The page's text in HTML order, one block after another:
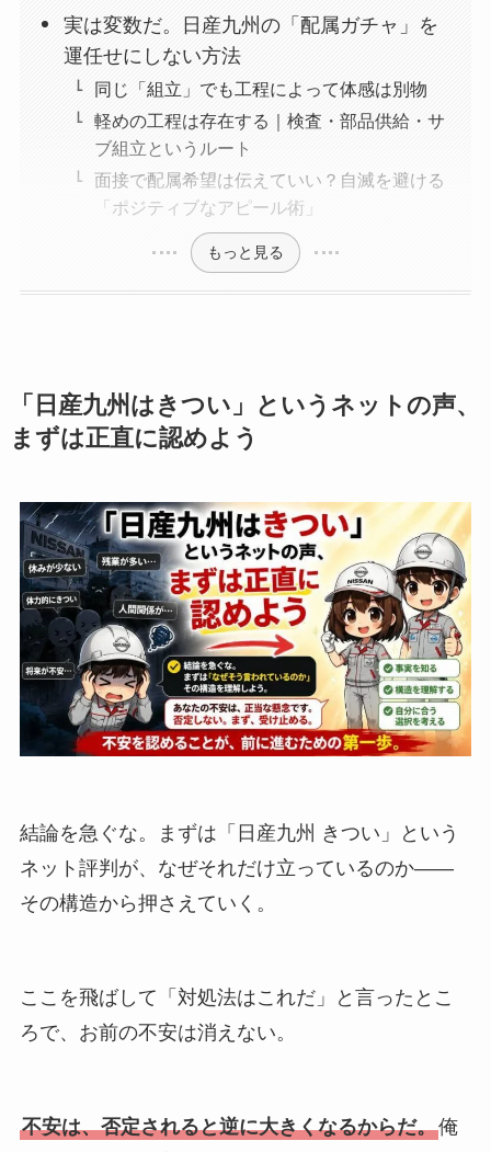
実は変数だ。日産九州の「配属ガチャ」を
運任せにしない方法
同じ「組立」でも工程によって体感は別物
軽めの工程は存在する｜検査・部品供給・サ
ブ組立というルート
面接で配属希望は伝えていい？自滅を避ける
「ポジティブなアピール術」
もっと見る
「日産九州はきつい」というネットの声、
まずは正直に認めよう
結論を急ぐな。まずは「日産九州 きつい」という
ネット評判が、なぜそれだけ立っているのか――
その構造から押さえていく。
ここを飛ばして「対処法はこれだ」と言ったとこ
ろで、お前の不安は消えない。
不安は、否定されると逆に大きくなるからだ。俺